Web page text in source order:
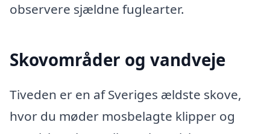
observere sjældne fuglearter.
Skovområder og vandveje
Tiveden er en af Sveriges ældste skove,
hvor du møder mosbelagte klipper og